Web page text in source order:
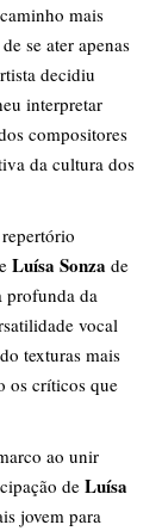
mais
se ater apenas
decidiu
interpretar
compositores
da cultura dos
Luísa Sonza de
profunda da
vocal
texturas mais
os críticos que
ao unir
de Luísa
jovem para